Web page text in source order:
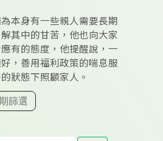
本身有一些親人需要長期
其中的甘苦，他也向大家
有的態度，他提醒說，一
，善用福利政策的喘息服
狀態下照顧家人。
篩選